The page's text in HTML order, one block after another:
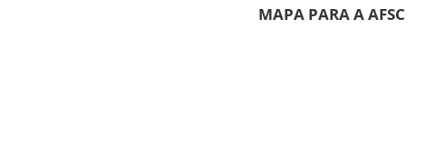
MAPA PARA A AFSC